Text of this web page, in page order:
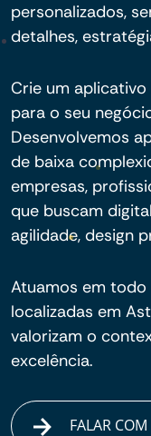
personalizados,
detalhes,
Crie um
para o seu
Desenvolvemos
de baixa
empresas,
que buscam
agilidade, design
Atuamos em todo
localizadas em
valorizam o
excelência.
FALAR